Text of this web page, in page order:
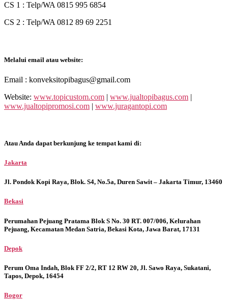
CS 1 : Telp/WA 0815 995 6854
CS 2 : Telp/WA 0812 89 69 2251
Melalui email atau website:
Email : konveksitopibagus@gmail.com
Website: www.topicustom.com | www.jualtopibagus.com |
www.jualtopipromosi.com | www.juragantopi.com
Atau Anda dapat berkunjung ke tempat kami di:
Jakarta
Jl. Pondok Kopi Raya, Blok. S4, No.5a, Duren Sawit – Jakarta Timur, 13460
Bekasi
Perumahan Pejuang Pratama Blok S No. 30 RT. 007/006, Kelurahan
Pejuang, Kecamatan Medan Satria, Bekasi Kota, Jawa Barat, 17131
Depok
Perum Oma Indah, Blok FF 2/2, RT 12 RW 20, Jl. Sawo Raya, Sukatani,
Tapos, Depok, 16454
Bogor